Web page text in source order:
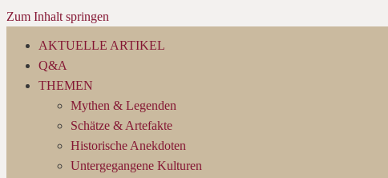
Zum Inhalt springen
AKTUELLE ARTIKEL
Q&A
THEMEN
Mythen & Legenden
Schätze & Artefakte
Historische Anekdoten
Untergegangene Kulturen